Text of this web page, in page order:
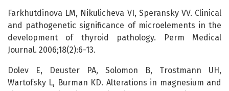
Farkhutdinova LM, Nikulicheva VI, Speransky VV. Clinical
and pathogenetic significance of microelements in the
development of thyroid pathology. Perm Medical
Journal. 2006;18(2):6-13.
Dolev E, Deuster PA, Solomon B, Trostmann UH,
Wartofsky L, Burman KD. Alterations in magnesium and